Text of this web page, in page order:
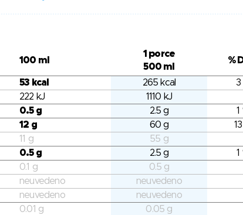
100 ml
1 porce
500 ml
%
53 kcal 265 kcal
3
222 kJ
1110 kJ
0.5 g 2.5 g
1
12 g 60 g
11 g
55 g
0.5 g 2.5 g
1
0.1 g
0.5 g
neuvedeno
neuvedeno
neuvedeno
neuvedeno
0.01 g 0.05 g